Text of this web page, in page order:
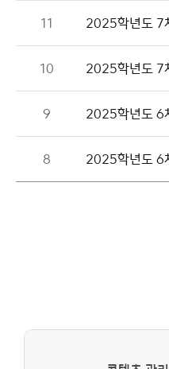
11 2025학년도
10 2025학년도
9 2025학년도 6
8 2025학년도 6